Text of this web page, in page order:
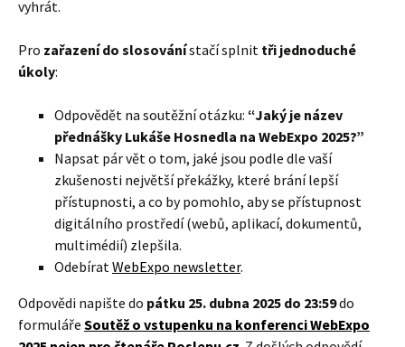
vyhrát.
Pro zařazení do slosovánístačí splnit tři jednoduché
úkoly:
Odpovědět na soutěžní otázku: “Jaký je název
přednášky Lukáše Hosnedla na WebExpo 2025?”
Napsat pár vět o tom, jaké jsou podle dle vaší
zkušenosti největší překážky, které brání lepší
přístupnosti, a co by pomohlo, aby se přístupnost
digitálního prostředí (webů, aplikací, dokumentů,
multimédií) zlepšila.
OdebíratWebExpo newsletter.
Odpovědi napište do pátku 25. dubna 2025 do 23:59do
formuláře Soutěž o vstupenku na konferenci WebExpo